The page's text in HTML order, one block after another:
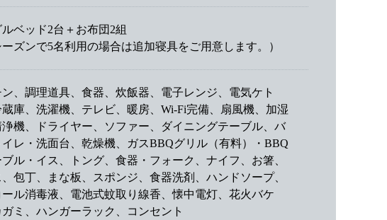
ベッド2台＋お布団2組
ーズンで5名利用の場合は追加寝具をご用意します。）
、調理道具、食器、炊飯器、電子レンジ、電気ケト
蔵庫、洗濯機、テレビ、暖房、Wi-Fi完備、扇風機、加湿
浄機、ドライヤー、ソファー、ダイニングテーブル、バ
イレ・洗面台、乾燥機、ガスBBQグリル（有料）・BBQ
ブル・イス、トング、食器・フォーク、ナイフ、お箸、
包丁、まな板、スポンジ、食器洗剤、ハンドソープ、
ール消毒液、電池式蚊取り線香、懐中電灯、花火バケ
ミ、ハンガーラック、コンセント